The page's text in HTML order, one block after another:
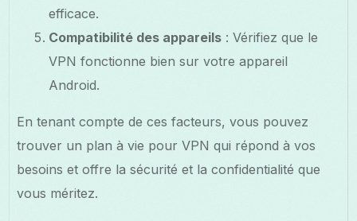
efficace.
Compatibilité des appareils : Vérifiez que le
VPN fonctionne bien sur votre appareil
Android.
En tenant compte de ces facteurs, vous pouvez
trouver un plan à vie pour VPN qui répond à vos
besoins et offre la sécurité et la confidentialité que
vous méritez.